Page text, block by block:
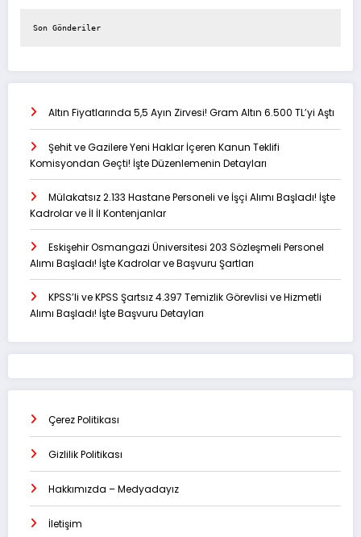
Son Gönderiler
Altın Fiyatlarında 5,5 Ayın Zirvesi! Gram Altın 6.500 TL’yi Aştı
Şehit ve Gazilere Yeni Haklar İçeren Kanun Teklifi
Komisyondan Geçti! İşte Düzenlemenin Detayları
Mülakatsız 2.133 Hastane Personeli ve İşçi Alımı Başladı! İşte
Kadrolar ve İl İl Kontenjanlar
Eskişehir Osmangazi Üniversitesi 203 Sözleşmeli Personel
Alımı Başladı! İşte Kadrolar ve Başvuru Şartları
KPSS’li ve KPSS Şartsız 4.397 Temizlik Görevlisi ve Hizmetli
Alımı Başladı! İşte Başvuru Detayları
Çerez Politikası
Gizlilik Politikası
Hakkımızda – Medyadayız
İletişim